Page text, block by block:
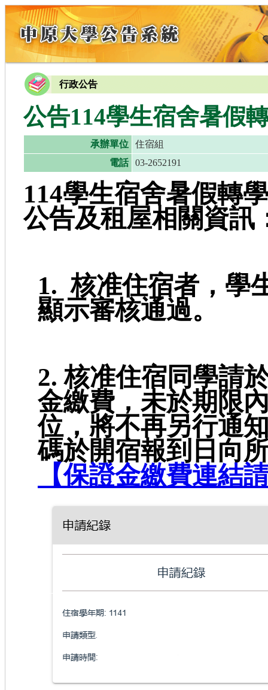
行政公告
公告114學生宿舍暑假
承辦單位
住宿組
電話
03-2652191
114學生宿舍暑假轉
公告及租屋相關資訊
1. 核准住宿者，學
顯示審核通過。
2. 核准住宿同學請
金繳費，未於期限
位，將不再另行通
碼於開宿報到日向
【保證金繳費連結